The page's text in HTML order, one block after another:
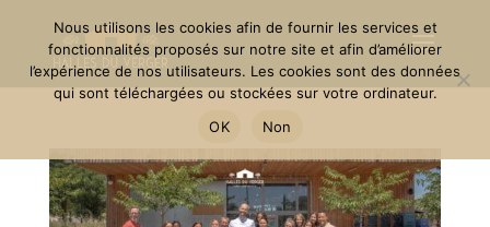
Nous utilisons les cookies afin de fournir les services et
fonctionnalités proposés sur notre site et afin d’améliorer
l’expérience de nos utilisateurs. Les cookies sont des données
qui sont téléchargées ou stockées sur votre ordinateur.
OK
Non